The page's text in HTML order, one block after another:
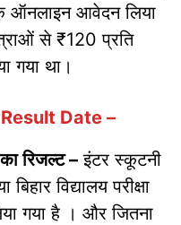
ऑनलाइन आवेदन लिया
से ₹120 प्रति
गया था।
Date –
रिजल्ट – इंटर स्कूटनी
विद्यालय परीक्षा
गया है । और जितना